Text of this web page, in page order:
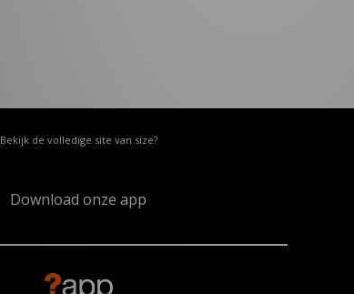
Bekijk de volledige site van size?
Download onze app